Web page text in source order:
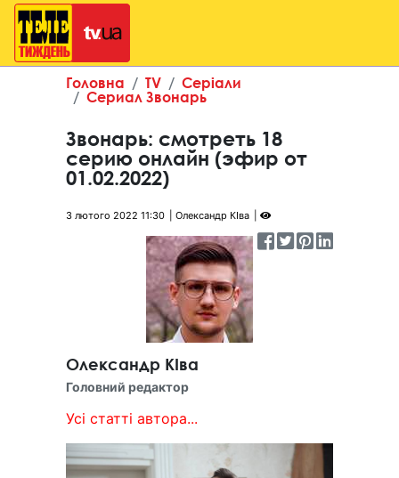
Головна TV
Серіали
Сериал Звонарь
Звонарь: смотреть 18
серию онлайн (эфир от
01.02.2022)
3 лютого 2022 11:30 Олександр КІва
Олександр КІва
Головний редактор
Усі статті автора...